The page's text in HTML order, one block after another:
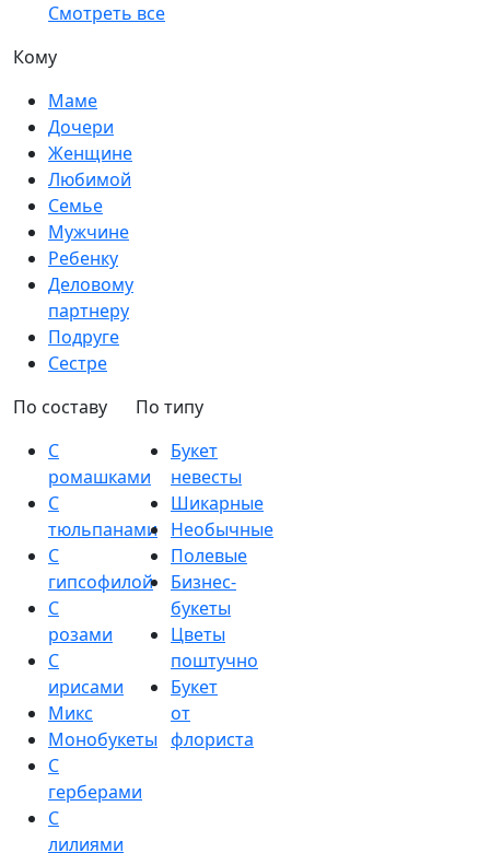
Смотреть все
Кому
Маме
Дочери
Женщине
Любимой
Семье
Мужчине
Ребенку
Деловому
партнеру
Подруге
Сестре
По составу
С
ромашками
С
тюльпанами
С
гипсофилой
С
розами
С
ирисами
Микс
Монобукеты
С
герберами
С
лилиями
По типу
Букет
невесты
Шикарные
Необычные
Полевые
Бизнес-
букеты
Цветы
поштучно
Букет
от
флориста